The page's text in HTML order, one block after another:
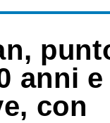
anni e
con